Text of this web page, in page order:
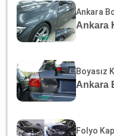
Ankara
Ankara
Boyasız
Ankara
Folyo